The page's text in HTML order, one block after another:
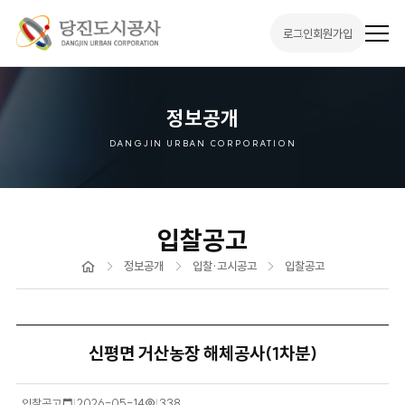
로그인회원가입
전
메
정보공개
DANGJIN URBAN CORPORATION
입찰공고
정보공개 입찰·고시공고 입찰공고
신평면 거산농장 해체공사(1차분)